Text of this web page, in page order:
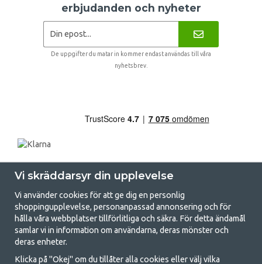
erbjudanden och nyheter
De uppgifter du matar in kommer endast användas till våra
nyhetsbrev.
GetCamping.se - Din butik för camping
och uteliv
Vi skräddarsyr din upplevelse
Vi använder cookies för att ge dig en personlig
shoppingupplevelse, personanpassad annonsering och för
hålla våra webbplatser tillförlitliga och säkra. För detta ändamål
samlar vi in information om användarna, deras mönster och
deras enheter.
Klicka på "Okej" om du tillåter alla cookies eller välj vilka